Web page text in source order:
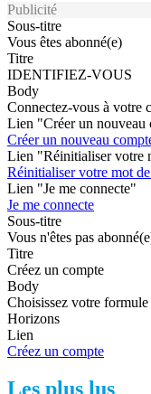
Publicité
Sous-titre
Vous êtes abonné(e)
Titre
IDENTIFIEZ-VOUS
Body
Connectez-vous à votre
Lien "Créer un nouveau
Créer un nouveau
Lien "Réinitialiser votre
Réinitialiser votre mot de
Lien "Je me connecte"
Je me connecte
Sous-titre
Vous n'êtes pas
Titre
Créez un compte
Body
Choisissez votre
Horizons
Lien
Créez un compte
Les plus lus